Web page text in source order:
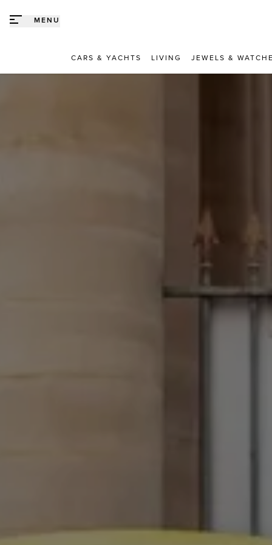
MENU
CARS & YACHTS LIVING JEWELS &